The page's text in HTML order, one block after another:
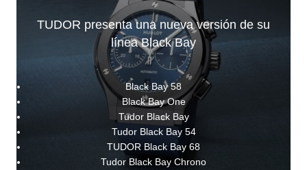
TUDOR presenta una nueva versión de su
línea Black Bay
Black Bay 58
Black Bay One
Tudor Black Bay
Tudor Black Bay 54
TUDOR Black Bay 68
Tudor Black Bay Chrono